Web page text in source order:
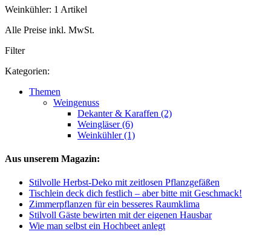
Weinkühler: 1 Artikel
Alle Preise inkl. MwSt.
Filter
Kategorien:
Themen
Weingenuss
Dekanter & Karaffen (2)
Weingläser (6)
Weinkühler (1)
Aus unserem Magazin:
Stilvolle Herbst-Deko mit zeitlosen Pflanzgefäßen
Tischlein deck dich festlich – aber bitte mit Geschmack!
Zimmerpflanzen für ein besseres Raumklima
Stilvoll Gäste bewirten mit der eigenen Hausbar
Wie man selbst ein Hochbeet anlegt